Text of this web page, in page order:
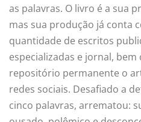
as palavras. O livro é a sua
mas sua produção já conta
quantidade de escritos
especializadas e jornal,
repositório permanente o
redes sociais. Desafiado a
cinco palavras, arrematou: